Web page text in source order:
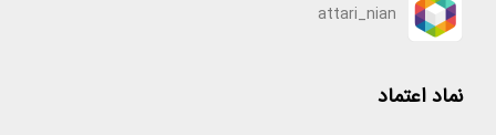
attari_nian
نماد اعتماد